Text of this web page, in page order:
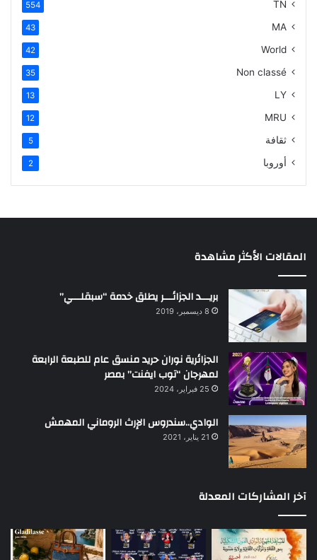
TN
554
MA
43
World
42
Non classé
35
LY
13
MRU
12
ثقافة 5
أوروبا 2
المقالات الأكثر مشاهدة
بريـــد الجزائـــر يطلق خدمة “سبقلـــي”
8 ديسمبر، 2019
الجزائرية نوران حريد منسق عام للطبعة الرابعة
لمهرجان “توب ايفنت” بمصر
25 فبراير، 2024
الوادي..سندروس الإرث الروماني المهمش
21 يناير، 2021
آخر المشاركات المعدلة